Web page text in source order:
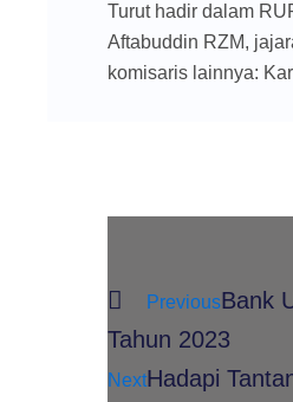
Turut hadir dalam
Aftabuddin RZM,
komisaris lainnya:
PreviousBank
Tahun 2023
NextHadapi